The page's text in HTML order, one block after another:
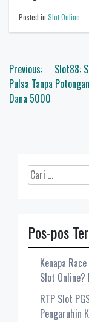
Posted in Slot Online
Navigasi
pos
Previous:
Slot88:
Pulsa Tanpa
Dana 5000
Cari
untuk:
Pos-pos
Kenapa
Slot Online?
RTP Slot
Pengaruhin